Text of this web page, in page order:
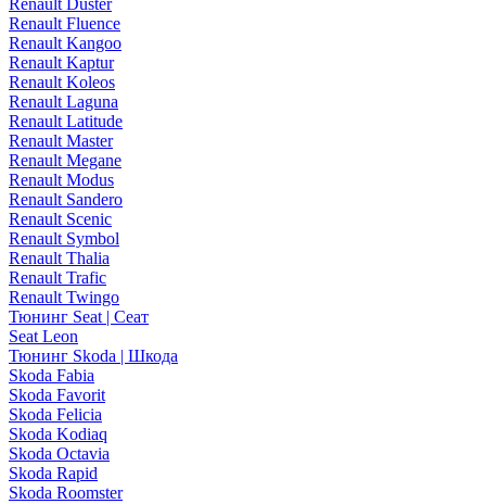
Renault Duster
Renault Fluence
Renault Kangoo
Renault Kaptur
Renault Koleos
Renault Laguna
Renault Latitude
Renault Master
Renault Megane
Renault Modus
Renault Sandero
Renault Scenic
Renault Symbol
Renault Thalia
Renault Trafic
Renault Twingo
Тюнинг Seat | Сеат
Seat Leon
Тюнинг Skoda | Шкода
Skoda Fabia
Skoda Favorit
Skoda Felicia
Skoda Kodiaq
Skoda Octavia
Skoda Rapid
Skoda Roomster